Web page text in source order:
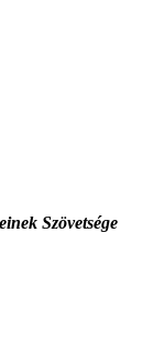
Szövetsége